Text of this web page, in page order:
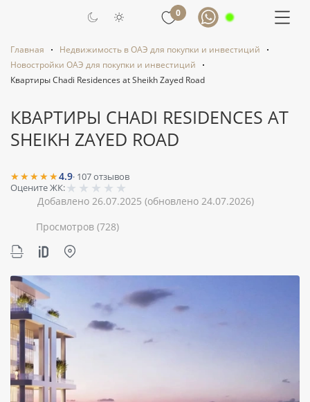
0
Главная
Недвижимость в ОАЭ для покупки и инвестиций
Новостройки ОАЭ для покупки и инвестиций
Квартиры Chadi Residences at Sheikh Zayed Road
КВАРТИРЫ CHADI RESIDENCES AT
SHEIKH ZAYED ROAD
★★★★★4.9· 107отзывов
Оцените ЖК:★ ★ ★ ★ ★
Добавлено 26.07.2025 (обновлено 24.07.2026)
Просмотров (728)